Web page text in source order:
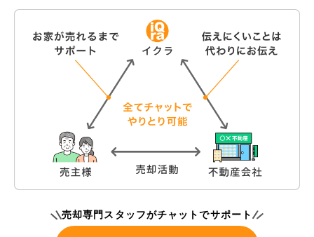
売却専門スタッフがチャットでサポート